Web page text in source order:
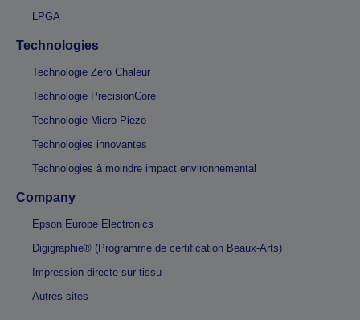
LPGA
Technologies
Technologie Zéro Chaleur
Technologie PrecisionCore
Technologie Micro Piezo
Technologies innovantes
Technologies à moindre impact environnemental
Company
Epson Europe Electronics
Digigraphie® (Programme de certification Beaux-Arts)
Impression directe sur tissu
Autres sites